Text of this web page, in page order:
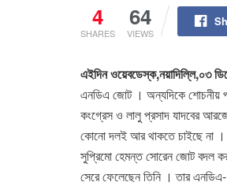
4
SHARES
64
VIEWS
এইদিন ওয়েবডেস্ক,নয়াদিল্লি,০৩
এনডিএ জোট । অন্যদিকে শোচনীয়
কংগ্রেস ও লালু প্রসাদ যাদবের
কোনো দলই আর থাকতে চাইছে না ।
সুপ্রিমো হেমন্ত সোরেন জোট বদল
সেরে ফেলেছেন তিনি । তার